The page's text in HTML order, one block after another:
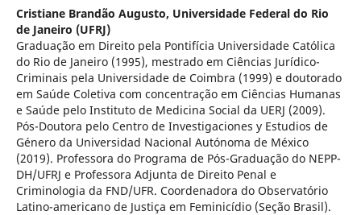
Cristiane Brandão Augusto, Universidade Federal do Rio
de Janeiro (UFRJ)
Graduação em Direito pela Pontifícia Universidade Católica
do Rio de Janeiro (1995), mestrado em Ciências Jurídico-
Criminais pela Universidade de Coimbra (1999) e doutorado
em Saúde Coletiva com concentração em Ciências Humanas
e Saúde pelo Instituto de Medicina Social da UERJ (2009).
Pós-Doutora pelo Centro de Investigaciones y Estudios de
Género da Universidad Nacional Autónoma de México
(2019). Professora do Programa de Pós-Graduação do NEPP-
DH/UFRJ e Professora Adjunta de Direito Penal e
Criminologia da FND/UFR. Coordenadora do Observatório
Latino-americano de Justiça em Feminicídio (Seção Brasil).